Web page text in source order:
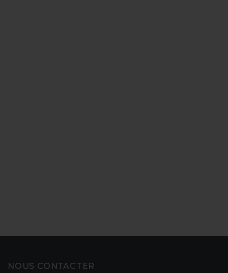
NOUS CONTACTER